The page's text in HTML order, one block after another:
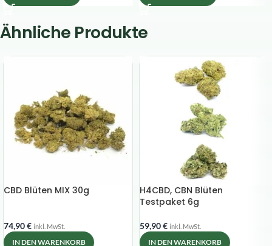
Ähnliche Produkte
CBD Blüten MIX 30g
74,90€ inkl. MwSt.
IN DEN WARENKORB
H4CBD, CBN Blüten
Testpaket 6g
59,90€ inkl. MwSt.
IN DEN WARENKORB